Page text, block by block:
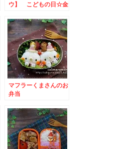
ウ】 こどもの日☆金
マフラーくまさんのお
弁当